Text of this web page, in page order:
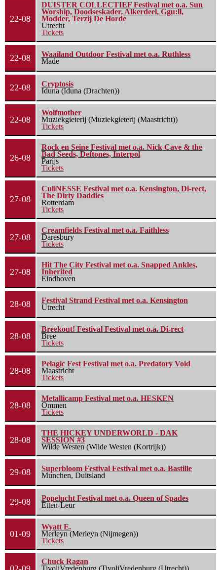
22-08
DUISTER COLLECTIEF Festival met o.a. Sun
Worship, Doodseskader, Alkerdeel, Ggu:ll,
Modder, Terzij De Horde
Utrecht
Tickets
22-08
Waailand Outdoor Festival met o.a. Ruthless
Made
22-08
Cryptosis
Iduna (Iduna (Drachten))
22-08
Wolfmother
Muziekgieterij (Muziekgieterij (Maastricht))
Tickets
26-08
Rock en Seine Festival met o.a. Nick Cave & the
Bad Seeds, Deftones, Interpol
Parijs
Tickets
27-08
CuliNESSE Festival met o.a. Kensington, Di-rect,
The Dirty Daddies
Rotterdam
Tickets
27-08
Creamfields Festival met o.a. Faithless
Daresbury
Tickets
27-08
Hit The City Festival met o.a. Snapped Ankles,
Inherited
Eindhoven
28-08
Festival Strand Festival met o.a. Kensington
Utrecht
28-08
Breekout! Festival Festival met o.a. Di-rect
Bree
Tickets
28-08
Pelagic Fest Festival met o.a. Predatory Void
Maastricht
Tickets
28-08
Metallicamp Festival met o.a. HESKEN
Ommen
Tickets
28-08
THE HICKEY UNDERWORLD - DAK
SESSION #3
Wilde Westen (Wilde Westen (Kortrijk))
29-08
Superbloom Festival Festival met o.a. Bastille
Munchen, Duitsland
29-08
Popelucht Festival met o.a. Queen of Spades
Etten-Leur
01-09
Wyatt E.
Merleyn (Merleyn (Nijmegen))
Tickets
Chuck Ragan